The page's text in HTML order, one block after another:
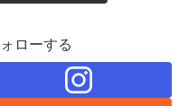
ローする